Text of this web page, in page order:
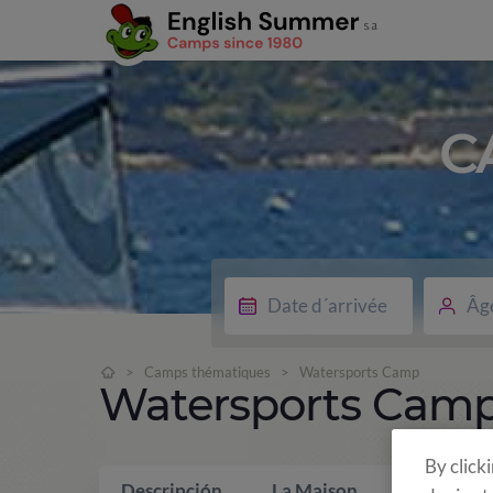
> Camps thématiques > Watersports Camp
Watersports
By